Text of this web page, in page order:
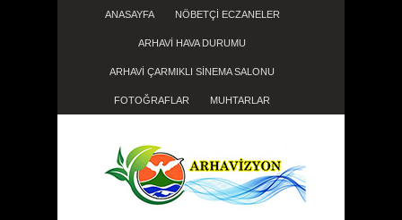
ANASAYFA NÖBETÇİ ECZANELER
ARHAVİ HAVA DURUMU
ARHAVİ ÇARMIKLI SİNEMA SALONU
FOTOĞRAFLAR MUHTARLAR